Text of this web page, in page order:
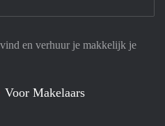
en verhuur je makkelijk je
Voor Makelaars